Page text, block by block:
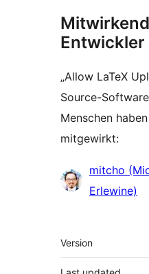
Entwickler
„Allow LaTeX
Source-
Menschen
mitgewirkt:
Mitwirkende
mitcho
Erlewine)
Meta
Version